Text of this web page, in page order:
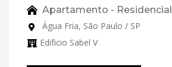
Apartamento - Residencial
Água Fria, São Paulo / SP
Edificio Sabel V